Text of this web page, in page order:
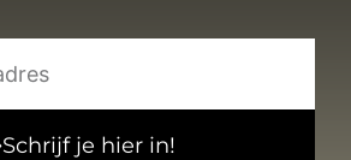
Schrijf je hier in!